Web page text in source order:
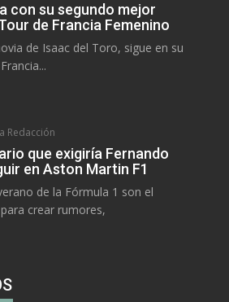
con su segundo mejor
de Francia Femenino
de Isaac del Toro, sigue en su
Redacción
que exigiría Fernando
en Aston Martin F1
de la Fórmula 1 son el
crear rumores,